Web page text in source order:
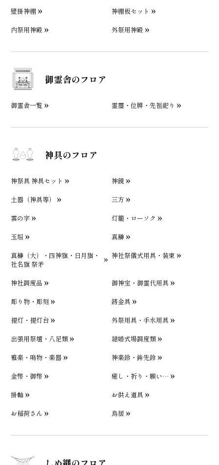
壁掛神棚
神棚板セット
内祭用神殿
外祭用神殿
御霊舎のフロア
御霊舎一覧 霊璽・位牌・先祖祀り
神具のフロア
神祭具 神具セット
神鏡
土器（神具等）
三方
雲の字
灯籠・ローソク
玉垣
真榊
真榊（大）・四神旗・日月旗・
社名旗 祭矛
神社祭儀式用具・装束
神社調度品
御神宝・御霊代用具
彫り物・彫刻
錺金具
提灯・提灯台
外祭用具・手水用具
出張用祭壇・八足類
結婚式場調度類
雅楽・鳴物・楽器
神楽鈴・鉾先鈴
金幣・御幣
癒し・祈り・願い…
掛軸
お供え道具
お稲荷さん
鳥居